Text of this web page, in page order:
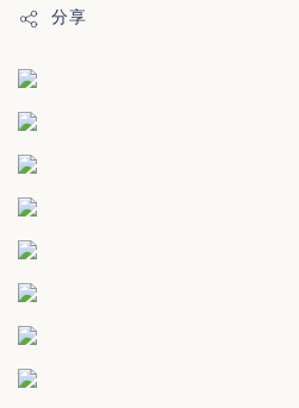
分享